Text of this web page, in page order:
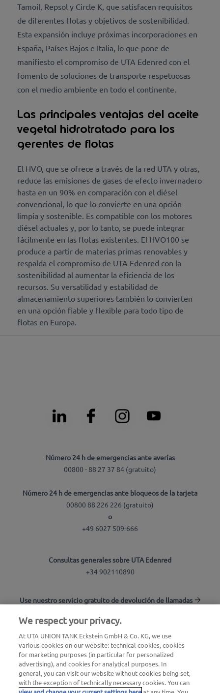
Tamoil, Repsol y Circle K, que satisfacen requisitos
de diferentes flotas y objetivos de sostenibilidad.
Esta expansión incluye próximas incorporaciones en
España, Países Bajos e Italia, lo que pone de
manifiesto el compromiso de UTA Edenred con el
fomento de soluciones de transporte respetuosas
con el medio ambiente en todo el continente.
Las principales ventajas del aceite
vegetal hidrotratado para los
gerentes de flotas
El HVO, que se ofrece a través de la red UTA y otras,
reduce las emisiones de gases de efecto invernadero
hasta en un 90% en comparación con el diésel
convencional, lo que lo convierte en una opción
limpia y sostenible. Es compatible con los motores
diésel actuales y, por lo tanto, se puede integrar
fácilmente en las flotas existentes. El HVO100 se
produce a partir de materias primas renovables y
respalda el compromiso de UTA Edenred con la
sostenibilidad al aumentar la eficiencia de los
recursos. Su versatilidad y estabilidad de
almacenamiento superiores también lo convierten
en una opción fiable y flexible para todo tipo de
flotas en Europa.
Número 24 h de emergencias ante averías
00800 - 88 27 37 84 (gratuito)
Número 24 h de emergencias ante bloqueos de la tarjeta
00800 88 226 226 (gratuito)
o
+49 6027 509-666
Consultas generales sobre UTA Edenred
+34 902110890
Use nuestro servicio gratuito de devolución de llamadas
Buscador de estaciones
Inicio de sesión en el área de clientes
Acerca de UTA Edenred
We respect your privacy.
At UTA UNION TANK Eckstein GmbH & Co. KG, we use
various cookies on our website: technical cookies, cookies
for marketing purposes (in particular for personalized
advertising), and cookies for analytical purposes. In
general, you can visit our website without cookies being set,
with the exception of technically necessary cookies. You can